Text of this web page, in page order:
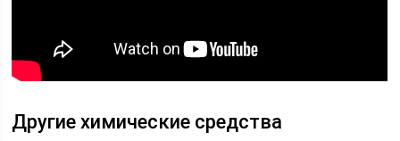
Другие химические средства